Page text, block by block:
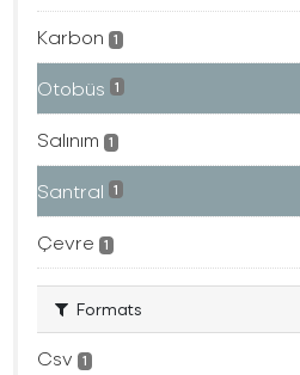
Karbon 1
Otobüs 1
Salınım 1
Santral 1
Çevre 1
Formats
Csv 1